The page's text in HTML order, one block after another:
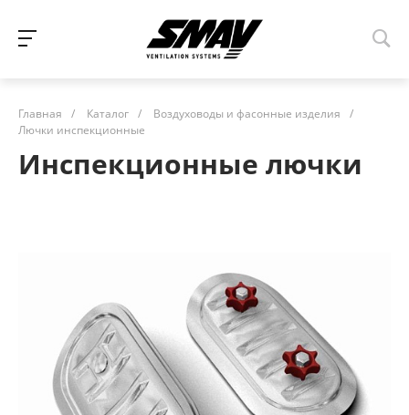
Главная / Каталог / Воздуховоды и фасонные изделия
/
Лючки инспекционные
Инспекционные лючки